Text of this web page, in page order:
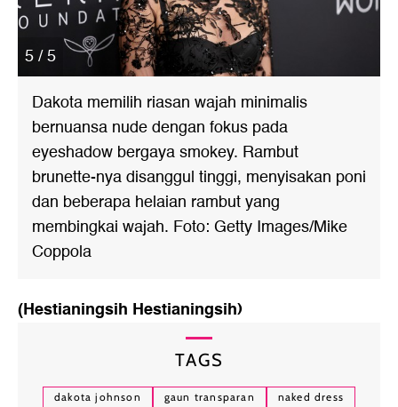
5 / 5
Dakota memilih riasan wajah minimalis
bernuansa nude dengan fokus pada
eyeshadow bergaya smokey. Rambut
brunette-nya disanggul tinggi, menyisakan poni
dan beberapa helaian rambut yang
membingkai wajah. Foto: Getty Images/Mike
Coppola
(Hestianingsih Hestianingsih)
TAGS
dakota johnson gaun transparan
naked dress